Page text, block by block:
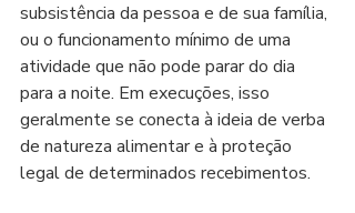
subsistência da pessoa e de sua família,
ou o funcionamento mínimo de uma
atividade que não pode parar do dia
para a noite. Em execuções, isso
geralmente se conecta à ideia de verba
de natureza alimentar e à proteção
legal de determinados recebimentos.